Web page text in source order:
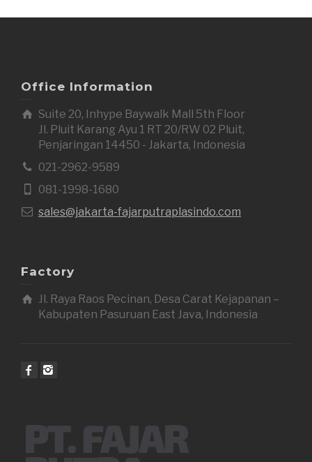
Office Information
Suite 20, Inhype Baywalk Mall 5th Floor
Jl. Pluit Karang Ayu 1 RT 20/RW 02 Pluit,
Penjaringan 14450 - Jakarta, Indonesia
021-2962-9589
081-1998-1680
sales@jakarta-fajarputraplasindo.com
Factory
Jl. Raya Raos Pecinan, Desa Carat Kejapanan –
Kabupaten Pasuruan East Java, Indonesia